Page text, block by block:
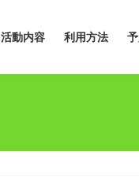
活動内容 利用方法